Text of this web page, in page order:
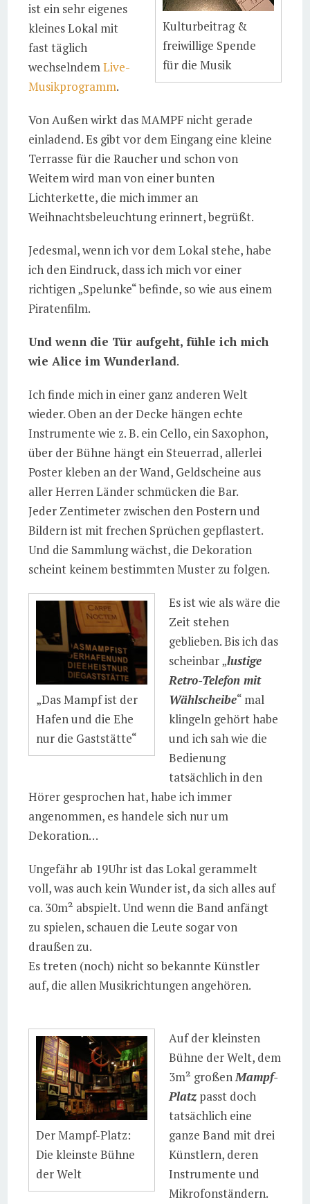
Kulturbeitrag &
freiwillige Spende
für die Musik
ist ein sehr eigenes
kleines Lokal mit
fast täglich
wechselndemLive-
Musikprogramm.
Von Außen wirkt das MAMPF nicht gerade
einladend. Es gibt vor dem Eingang eine kleine
Terrasse für die Raucher und schon von
Weitem wird man von einer bunten
Lichterkette, die mich immer an
Weihnachtsbeleuchtung erinnert, begrüßt.
Jedesmal, wenn ich vor dem Lokal stehe, habe
ich den Eindruck, dass ich mich vor einer
richtigen „Spelunke“ befinde, so wie aus einem
Piratenfilm.
Und wenn die Tür aufgeht, fühle ich mich
wie Alice im Wunderland.
Ich finde mich in einer ganz anderen Welt
wieder. Oben an der Decke hängen echte
Instrumente wie z. B. ein Cello, ein Saxophon,
über der Bühne hängt ein Steuerrad, allerlei
Poster kleben an der Wand, Geldscheine aus
aller Herren Länder schmücken die Bar.
Jeder Zentimeter zwischen den Postern und
Bildern ist mit frechen Sprüchen gepflastert.
Und die Sammlung wächst, die Dekoration
scheint keinem bestimmten Muster zu folgen.
„Das Mampf ist der
Hafen und die Ehe
nur die Gaststätte“
Es ist wie als wäre die
Zeit stehen
geblieben. Bis ich das
scheinbar „lustige
Retro-Telefon mit
Wählscheibe“ mal
klingeln gehört habe
und ich sah wie die
Bedienung
tatsächlich in den
Hörer gesprochen hat, habe ich immer
angenommen, es handele sich nur um
Dekoration…
Ungefähr ab 19Uhr ist das Lokal gerammelt
voll, was auch kein Wunder ist, da sich alles auf
ca. 30m² abspielt. Und wenn die Band anfängt
zu spielen, schauen die Leute sogar von
draußen zu.
Es treten (noch) nicht so bekannte Künstler
auf, die allen Musikrichtungen angehören.
Der Mampf-Platz:
Die kleinste Bühne
der Welt
Auf der kleinsten
Bühne der Welt, dem
3m² großenMampf-
Platz passt doch
tatsächlich eine
ganze Band mit drei
Künstlern, deren
Instrumente und
Mikrofonständern.